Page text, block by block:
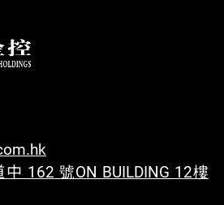
162 號ON BUILDING 12樓